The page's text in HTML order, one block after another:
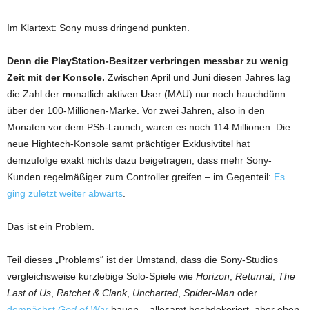
Im Klartext: Sony muss dringend punkten.
Denn die PlayStation-Besitzer verbringen messbar zu wenig
Zeit mit der Konsole. Zwischen April und Juni diesen Jahres lag
die Zahl der monatlich aktiven User (MAU) nur noch hauchdünn
über der 100-Millionen-Marke. Vor zwei Jahren, also in den
Monaten vor dem PS5-Launch, waren es noch 114 Millionen. Die
neue Hightech-Konsole samt prächtiger Exklusivtitel hat
demzufolge exakt nichts dazu beigetragen, dass mehr Sony-
Kunden regelmäßiger zum Controller greifen – im Gegenteil: Es
ging zuletzt weiter abwärts
Das ist ein Problem.
Teil dieses „Problems“ ist der Umstand, dass die Sony-Studios
vergleichsweise kurzlebige Solo-Spiele wie Horizon Returnal, The
Last of Us Ratchet & Clank, Uncharted Spider-Man oder